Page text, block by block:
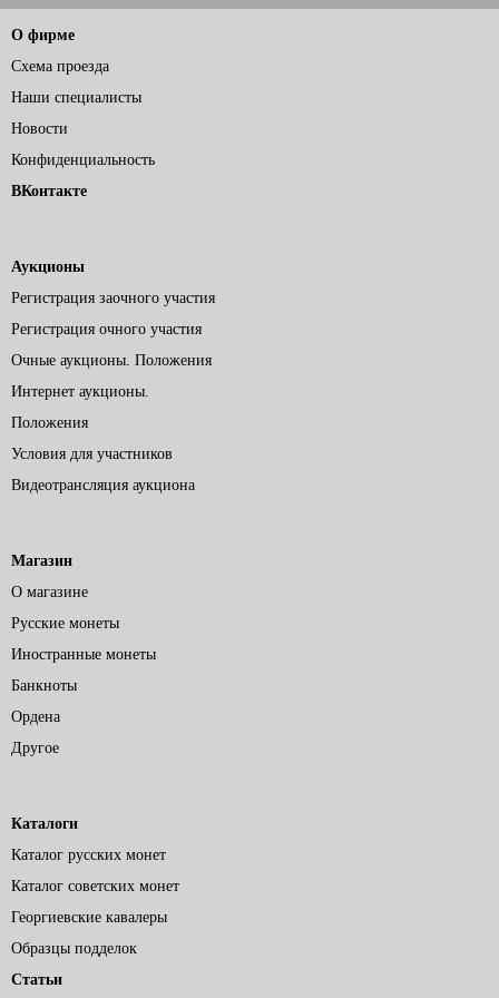
О фирме
Схема проезда
Наши специалисты
Новости
Конфиденциальность
ВКонтакте
Аукционы
Регистрация заочного участия
Регистрация очного участия
Очные аукционы. Положения
Интернет аукционы.
Положения
Условия для участников
Видеотрансляция аукциона
Магазин
О магазине
Русские монеты
Иностранные монеты
Банкноты
Ордена
Другое
Каталоги
Каталог русских монет
Каталог советских монет
Георгиевские кавалеры
Образцы подделок
Статьи